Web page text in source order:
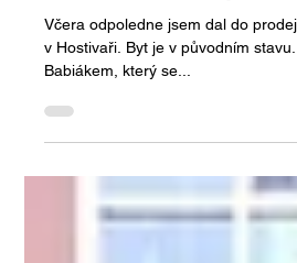
21. 6. 2022
Minut čtení: 1
Podívejte se na
v hostivařském
Včera odpoledne jsem dal do
Babiákem, který se...